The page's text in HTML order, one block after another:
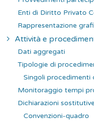
Enti di Diritto Privato
Rappresentazione
Attività e
Dati aggregati
Tipologie di
Singoli procedimenti
Monitoraggio tempi
Dichiarazioni
Convenzioni-quadro